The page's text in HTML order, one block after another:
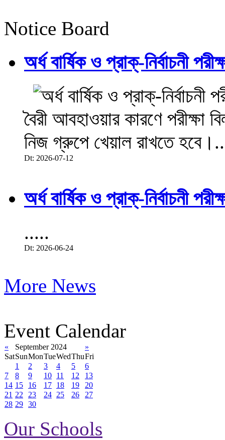
Notice Board
অর্ধ বার্ষিক ও প্রাক্-নির্বাচনী
বৈরী আবহাওয়ার কারণে পরীক্ষা
নিজ গ্রুপে খেয়াল রাখতে
Dt: 2026-07-12
অর্ধ বার্ষিক ও প্রাক্-নির্বাচনী
.....
Dt: 2026-06-24
More News
Event Calendar
« September 2024
»
SatSunMonTueWedThuFri
1
2 3 4 5
6
7
8 9 10 11 12
13
14 15 16 17 18 19
20
21 22 23 24 25 26
27
28 29 30
Our Schools